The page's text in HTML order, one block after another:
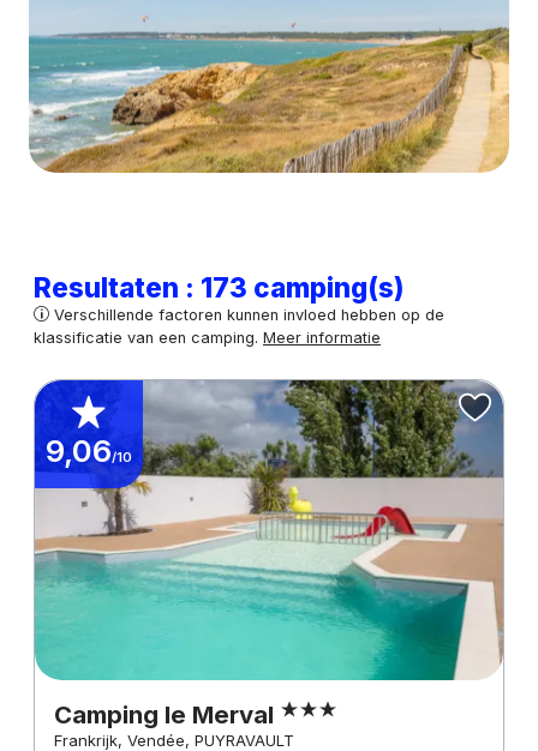
Resultaten : 173 camping(s)
Verschillende factoren kunnen invloed hebben op de
klassificatie van een camping. Meer informatie
9,06/10
Camping le Merval
Frankrijk, Vendée, PUYRAVAULT